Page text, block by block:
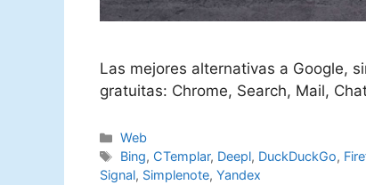
Las mejores alternativas a Google,
gratuitas: Chrome, Search, Mail,
Categorías
Web
Etiquetas
Bing, CTemplar, Deepl, DuckDuckGo,
Signal, Simplenote, Yandex